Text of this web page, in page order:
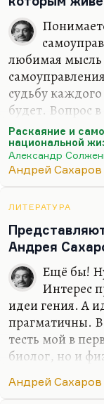
философии это
— это, все-
любимая
судьбу каждого
будет. Вопрос
является
И Тургенев, и
тщету земцев.
таки на этом
А «жить не по
исполнимая. Я
Солженицын.
и Сахарова
или
года —
Раскаяние и
национальной
Александр
Андрей Сахаров
ЛИТЕРАТУРА
Андрея
Ещё бы!
Интерес
идеи гения. А
прагматичны.
тесть мой в
биолог, но и
теоретиком, но
Андрей Сахаров